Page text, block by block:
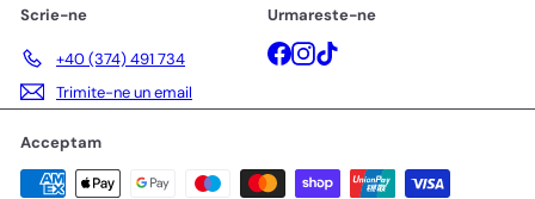
Scrie-ne
+40 (374) 491 734
Trimite-ne un email
Urmareste-ne
Facebook
Instagram
Acceptam